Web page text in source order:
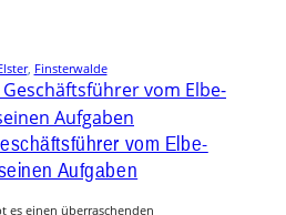
, Finsterwalde
vom Elbe-
Aufgaben
es einen überraschenden